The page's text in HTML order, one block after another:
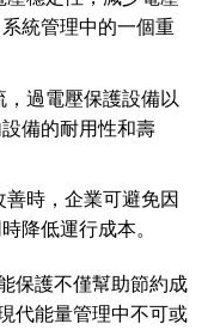
統管理中的一個重
，過電壓保護設備以
備的耐用性和壽
時，企業可避免因
降低運行成本。
保護不僅幫助節約成
代能量管理中不可或